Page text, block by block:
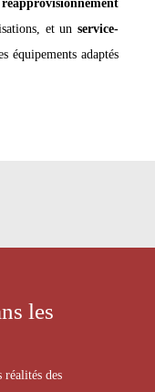
réapprovisionnement
et unservice-
équipements adaptés
les
réalités des